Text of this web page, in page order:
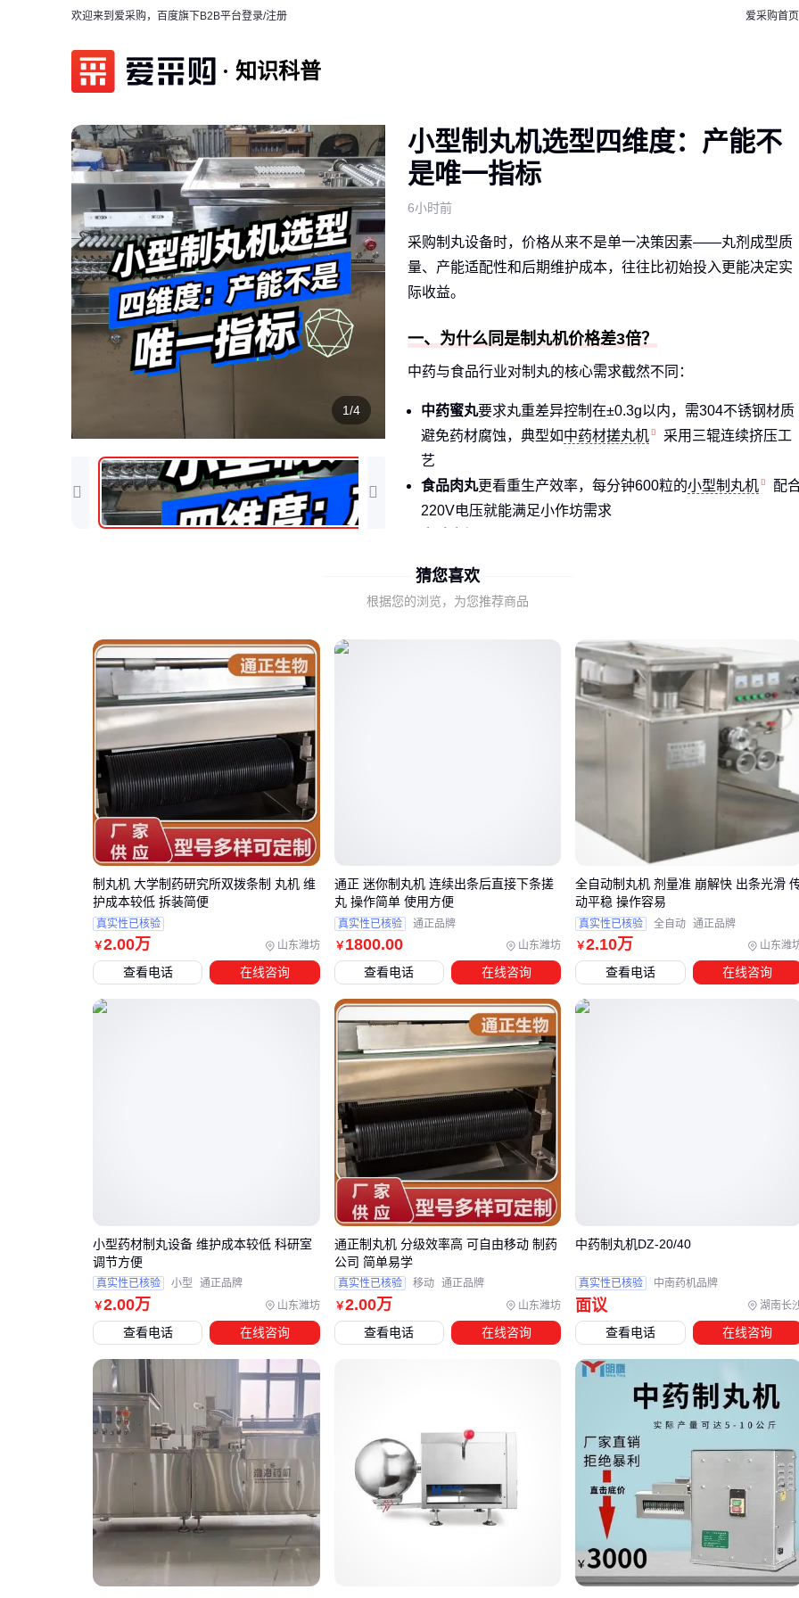
欢迎来到爱采购，百度旗下B2B平台登录/注册 爱采购首页
知识科普
1/4
小型制丸机选型四维度：产能不
是唯一指标
6小时前
采购制丸设备时，价格从来不是单一决策因素——丸剂成型质
量、产能适配性和后期维护成本，往往比初始投入更能决定实
际收益。
一、为什么同是制丸机价格差3倍？
中药与食品行业对制丸的核心需求截然不同：
中药蜜丸要求丸重差异控制在±0.3g以内，需304不锈钢材质
避免药材腐蚀，典型如中药材搓丸机
采用三辊连续挤压工
艺
食品肉丸更看重生产效率，每分钟600粒的小型制丸机
配
220V电压就能满足小作坊需求
关键差异在于成型精度
二、蜜丸与水丸的工艺差异如何影响设备选择？
两种主流成型原理决定了设备结构：
蜜丸机
处理
局限：更换模具需停机，不适合多规格混合生产
滚圆式（适合水丸）
依赖离心力将条状物料切割滚圆，典型如
水丸机
优势：可连续调节丸径，处理低粘度物料效率更高
注意：丸重差异相对较大，需配合抛光工序
⚡结论：含蜜量>50%选挤压式，含水/油量高优先滚圆式。
三、实验室小试与批量生产的配置分水岭
电机功
率
实验室研发 0.75kW
小批量生产 2.2kW
中药连续制
丸
食品工业线 7.5kW 耐磨合金钢；4万+
实验室制丸机
0.2-5mm的丸径调节；而中药厂连续生产则需要全自动制丸机
四、只买主机可能面临哪些后续投入？
制丸仅是生产线的起点，后续环节的匹配度决定成品合格率：
：含水分>15%的丸子需
，否则易粘连
：中药蜜丸抛光推荐不锈钢材质药丸抛光机 ，食
猜您喜欢
根据您的浏览，为您推荐商品
￥2.00万 山东潍坊
制丸机 大学制药研究所双拨条制 丸机 维
护成本较低 拆装简便
真实性已核验
查看电话 在线咨询
￥ 1800.00 山东潍坊
通正 迷你制丸机 连续出条后直接下条搓
丸 操作简单 使用方便
真实性已核验 通正品牌
查看电话 在线咨询
￥2.10万 山东潍
全自动制丸机 剂量准 崩解快 出条光滑
动平稳 操作容易
真实性已核验 全自动 通正品牌
查看电话 在线咨询
￥2.00万 山东潍坊
小型药材制丸设备 维护成本较低 科研室
调节方便
真实性已核验 小型 通正品牌
查看电话 在线咨询
￥2.00万 山东潍坊
通正制丸机 分级效率高 可自由移动 制药
公司 简单易学
真实性已核验 移动 通正品牌
查看电话 在线咨询
面议 湖南长
中药制丸机DZ-20/40
真实性已核验 中南药机品牌
查看电话 在线咨询